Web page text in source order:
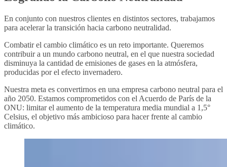
En conjunto con nuestros clientes en distintos sectores, trabajamos
para acelerar la transición hacia carbono neutralidad.
Combatir el cambio climático es un reto importante. Queremos
contribuir a un mundo carbono neutral, en el que nuestra sociedad
disminuya la cantidad de emisiones de gases en la atmósfera,
producidas por el efecto invernadero.
Nuestra meta es convertirnos en una empresa carbono neutral para el
año 2050. Estamos comprometidos con el Acuerdo de París de la
ONU: limitar el aumento de la temperatura media mundial a 1,5°
Celsius, el objetivo más ambicioso para hacer frente al cambio
climático.